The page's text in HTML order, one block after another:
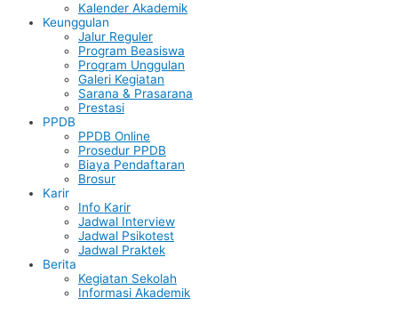
Kalender Akademik
Keunggulan
Jalur Reguler
Program Beasiswa
Program Unggulan
Galeri Kegiatan
Sarana & Prasarana
Prestasi
PPDB
PPDB Online
Prosedur PPDB
Biaya Pendaftaran
Brosur
Karir
Info Karir
Jadwal Interview
Jadwal Psikotest
Jadwal Praktek
Berita
Kegiatan Sekolah
Informasi Akademik